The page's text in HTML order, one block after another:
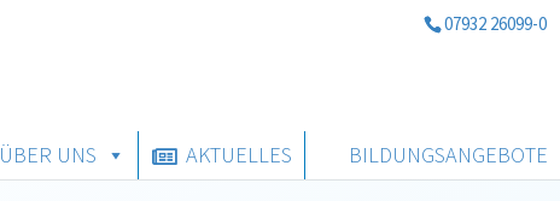
07932 26099-0
ÜBER UNS AKTUELLES BILDUNGSANGEBOTE